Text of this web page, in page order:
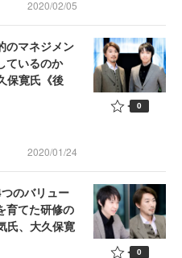
2020/02/05
のマネジメン
ているのか
寛氏《後
2020/01/24
0
のバリュー
育てた研修の
、大久保寛
0